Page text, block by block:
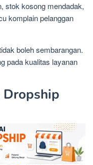
stok kosong mendadak,
komplain pelanggan
boleh sembarangan.
pada kualitas layanan
Dropship